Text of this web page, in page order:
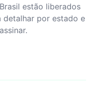
estão liberados
detalhar por estado e